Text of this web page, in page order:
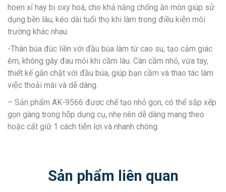
hoen xỉ hay bị oxy hoá, cho khả năng chống ăn mòn giúp sử
dụng bền lâu, kéo dài tuổi thọ khi làm trong điều kiện môi
trường khác nhau.
-Thân búa đúc liền với đầu búa làm từ cao su, tạo cảm giác
êm, không gây đau mỏi khi cầm lâu. Cán cầm nhỏ, vừa tay,
thiết kế gắn chặt với đầu búa, giúp bạn cầm và thao tác làm
việc thoải mái và dễ dàng.
– Sản phẩm AK-9566 được chế tạo nhỏ gọn, có thể sắp xếp
gọn gàng trong hộp dụng cụ, nhẹ nên dễ dàng mang theo
hoặc cất giữ 1 cách tiện lợi và nhanh chóng.
Sản phẩm liên quan